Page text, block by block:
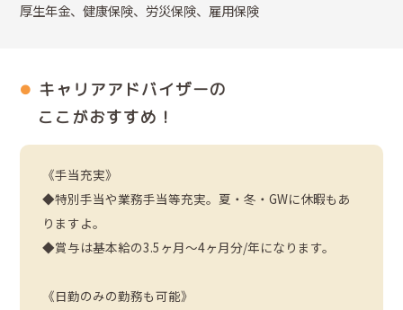
厚生年金、健康保険、労災保険、雇用保険
キャリアアドバイザーの
ここがおすすめ！
《手当充実》
◆特別手当や業務手当等充実。夏・冬・GWに休暇もあ
りますよ。
◆賞与は基本給の3.5ヶ月～4ヶ月分/年になります。
《日勤のみの勤務も可能》